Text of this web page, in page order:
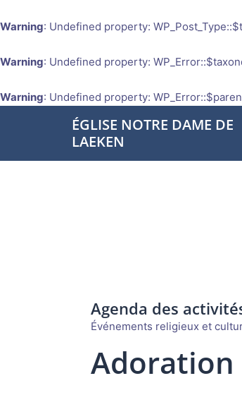
Warning: Undefined property:
Warning: Undefined property:
Warning: Undefined property:
ÉGLISE NOTRE DAME DE
LAEKEN
Agenda des
Événements religieux et
Adoration